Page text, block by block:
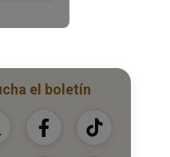
el boletín